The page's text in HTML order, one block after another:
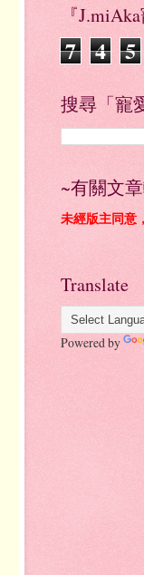
『
7 4 5
搜尋「寵
~有關文
未經版主同意
Translate
Powered by